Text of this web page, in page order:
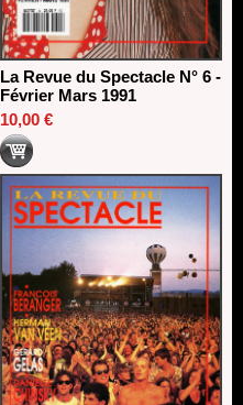
La Revue du Spectacle N° 6 -
Février Mars 1991
10,00 €